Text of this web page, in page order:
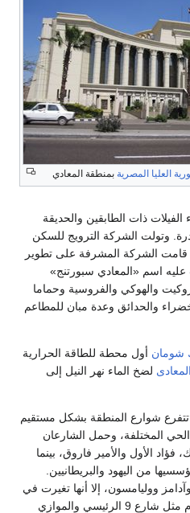
العليا المصرية بمنطقة المعادي
ذات الطابقين والحديقة
وتولت الشركة الترويج للسكن
قامت الشركة المشرفة على تطوير
عليه اسم «المعادي سبورتنج»
والهوكي والفروسية وحماما
والحدائق وعدة مبان للمطاعم
شومان أول محطة للطاقة الحرارية
المعادى لضخ الماء نهر النيل إلى
شوارع المنطقة بشكل مستقيم
المختلفة، وحمل الشارعان
الأول والأمير فاروق، بينما
من اليهود والبريطانيين.
ووليامسون، إلا أنها تغيرت في
الأعوام الأخيرة لتحل محلها الأرقام مثل شارع 9 الرئيسي والموازي